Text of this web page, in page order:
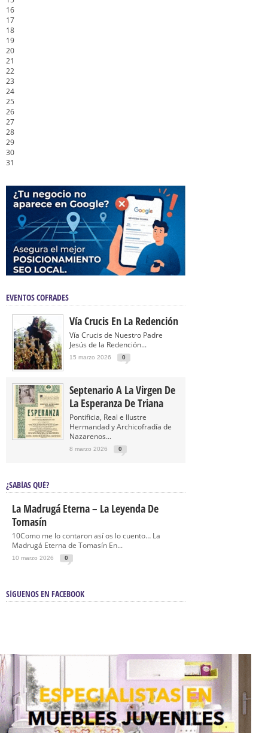
16
17
18
19
20
21
22
23
24
25
26
27
28
29
30
31
EVENTOS COFRADES
Vía Crucis En La Redención
Vía Crucis de Nuestro Padre
Jesús de la Redención...
15 marzo 2026 0
Septenario A La Virgen De
La Esperanza De Triana
Pontificia, Real e Ilustre
Hermandad y Archicofradía de
Nazarenos...
8 marzo 2026 0
¿SABÍAS QUÉ?
La Madrugá Eterna – La Leyenda De
Tomasín
10Como me lo contaron así os lo cuento… La
Madrugá Eterna de Tomasín En...
10 marzo 2026 0
SÍGUENOS EN FACEBOOK